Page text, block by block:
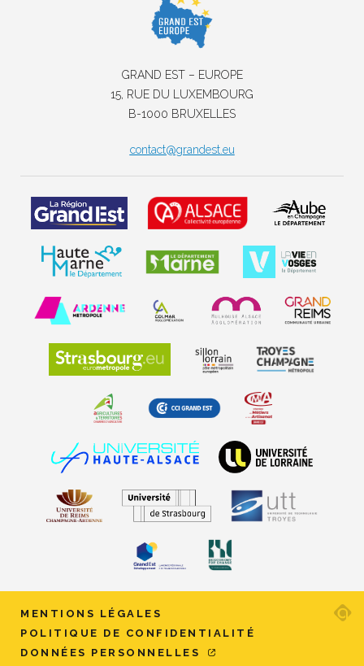
GRAND EST – EUROPE
15, RUE DU LUXEMBOURG
B-1000 BRUXELLES
contact@grandest.eu
MENTIONS LÉGALES
POLITIQUE DE CONFIDENTIALITÉ
DONNÉES PERSONNELLES